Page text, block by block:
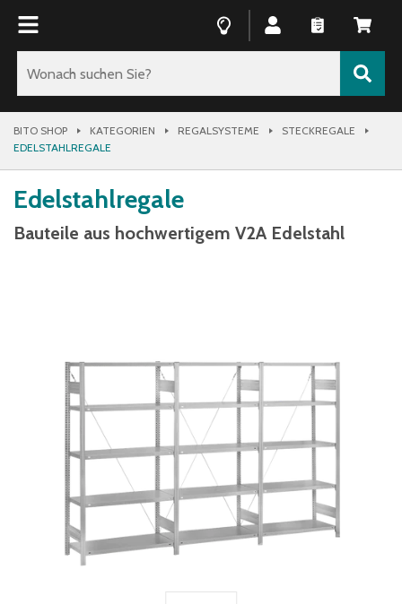
BITO SHOP KATEGORIEN REGALSYSTEME
STECKREGALE
EDELSTAHLREGALE
Edelstahlregale
Bauteile aus hochwertigem V2A Edelstahl